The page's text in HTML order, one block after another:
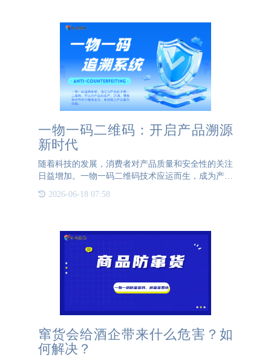
一物一码二维码：开启产品溯源
新时代
随着科技的发展，消费者对产品质量和安全性的关注
日益增加。一物一码二维码技术应运而生，成为产品
度，还增强了消费者的信任感。 一物一码二维码是
2026-06-18 07:58
窜货会给酒企带来什么危害？如
何解决？